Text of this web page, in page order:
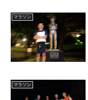
マラソン
マラソン